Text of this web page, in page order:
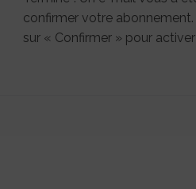
confirmer votre
sur « Confirmer » pour